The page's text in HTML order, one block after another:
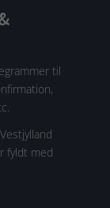
til
fyldt med